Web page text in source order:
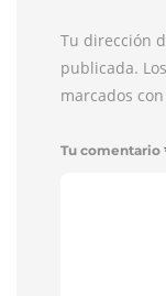
Tu dirección
publicada.
marcados con
Tu comentario